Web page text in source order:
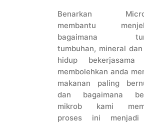
Benarkan
membantu
bagaimana
tumbuhan, mineral
hidup bekerjasama
membolehkan anda
makanan paling
dan bagaimana
mikrob kami
proses ini menjadi